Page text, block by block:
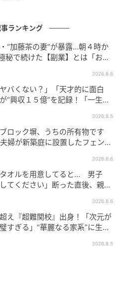
ランキング
“加藤茶の妻”が暴露…朝４時か
秘で続けた【副業】とは「お金
2026.8.6
ヤバくない？」「天才的に面白
“興収１５億”を記録！「一生言
2026.8.5
ロック塀、うちの所有物です
婦が新築庭に設置したフェン
2026.8.6
オルを用意してると… 男子
してください」断った直後、親が
2026.8.6
え『超難関校』出身！「次元が
すぎる」“華麗なる家系”に生ま
2026.8.5